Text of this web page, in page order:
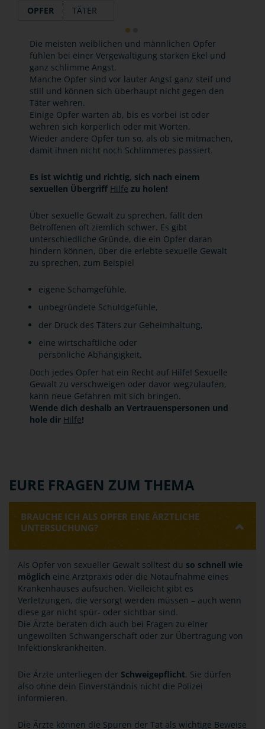
OPFER TÄTER
Die meisten weiblichen und männlichen Opfer
fühlen bei einer Vergewaltigung starken Ekel und
ganz schlimme Angst.
Manche Opfer sind vor lauter Angst ganz steif und
still und können sich überhaupt nicht gegen den
Täter wehren.
Einige Opfer warten ab, bis es vorbei ist oder
wehren sich körperlich oder mit Worten.
Wieder andere Opfer tun so, als ob sie mitmachen,
damit ihnen nicht noch Schlimmeres passiert.
Es ist wichtig und richtig, sich nach einem
sexuellen Übergriff Hilfe zu holen!
Über sexuelle Gewalt zu sprechen, fällt den
Betroffenen oft ziemlich schwer. Es gibt
unterschiedliche Gründe, die ein Opfer daran
hindern können, über die erlebte sexuelle Gewalt
zu sprechen, zum Beispiel
eigene Schamgefühle,
unbegründete Schuldgefühle,
der Druck des Täters zur Geheimhaltung,
eine wirtschaftliche oder
persönliche Abhängigkeit.
Doch jedes Opfer hat ein Recht auf Hilfe! Sexuelle
Gewalt zu verschweigen oder davor wegzulaufen,
kann neue Gefahren mit sich bringen.
Wende dich deshalb an Vertrauenspersonen und
hole dir Hilfe!
EURE FRAGEN ZUM THEMA
BRAUCHE ICH ALS OPFER EINE ÄRZTLICHE
UNTERSUCHUNG?
Als Opfer von sexueller Gewalt solltest du so schnell wie
möglich eine Arztpraxis oder die Notaufnahme eines
Krankenhauses aufsuchen. Vielleicht gibt es
Verletzungen, die versorgt werden müssen – auch wenn
diese gar nicht spür- oder sichtbar sind.
Die Ärzte beraten dich auch bei Fragen zu einer
ungewollten Schwangerschaft oder zur Übertragung von
Infektionskrankheiten.
Die Ärzte unterliegen der Schweigepflicht. Sie dürfen
also ohne dein Einverständnis nicht die Polizei
informieren.
Die Ärzte können die Spuren der Tat als wichtige Beweise